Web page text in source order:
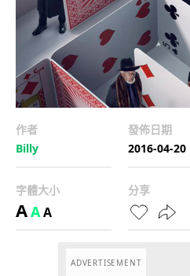
作者
Billy
發佈日期
2016-04-20
字體大小
AAA
分享
ADVERTISEMENT